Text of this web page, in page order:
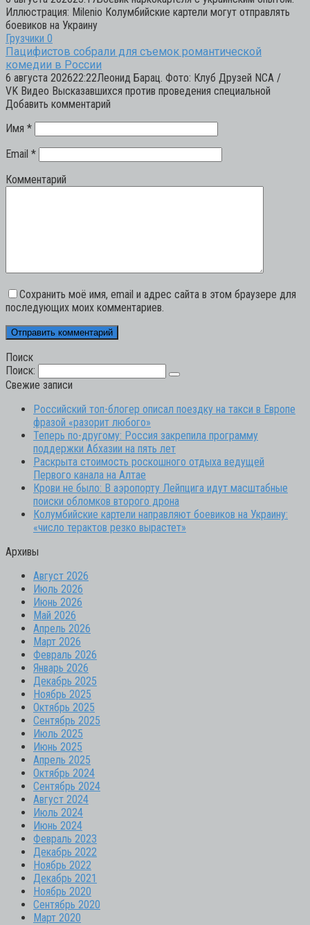
Иллюстрация: Milenio Колумбийские картели могут отправлять
боевиков на Украину
Грузчики 0
Пацифистов собрали для съемок романтической
комедии в России
6 августа 202622:22Леонид Барац. Фото: Клуб Друзей NCA /
VK Видео Высказавшихся против проведения специальной
Добавить комментарий
Имя *
Email *
Комментарий
Сохранить моё имя, email и адрес сайта в этом браузере для
последующих моих комментариев.
Поиск
Поиск:
Свежие записи
Российский топ-блогер описал поездку на такси в Европе
фразой «разорит любого»
Теперь по-другому: Россия закрепила программу
поддержки Абхазии на пять лет
Раскрыта стоимость роскошного отдыха ведущей
Первого канала на Алтае
Крови не было: В аэропорту Лейпцига идут масштабные
поиски обломков второго дрона
Колумбийские картели направляют боевиков на Украину:
«число терактов резко вырастет»
Архивы
Август 2026
Июль 2026
Июнь 2026
Май 2026
Апрель 2026
Март 2026
Февраль 2026
Январь 2026
Декабрь 2025
Ноябрь 2025
Октябрь 2025
Сентябрь 2025
Июль 2025
Июнь 2025
Апрель 2025
Октябрь 2024
Сентябрь 2024
Август 2024
Июль 2024
Июнь 2024
Февраль 2023
Декабрь 2022
Ноябрь 2022
Декабрь 2021
Ноябрь 2020
Сентябрь 2020
Март 2020